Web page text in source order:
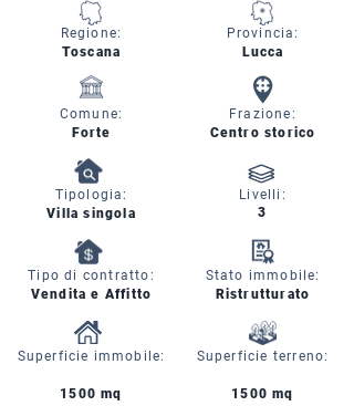
Regione:
Toscana
Lucca
Provincia:
Comune:
Forte
Frazione:
Centro storico
Tipologia:
Villa singola
Tipo di contratto:
Vendita e Affitto
Livelli:
3
Stato immobile:
Ristrutturato
Superficie immobile: Superficie terreno:
1500 mq 1500 mq